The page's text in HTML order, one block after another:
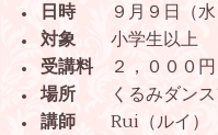
日時９月９日（水）
対象 小学生以上
受講料２，０００円
場所
くるみダン
講師 Rui（ルイ）